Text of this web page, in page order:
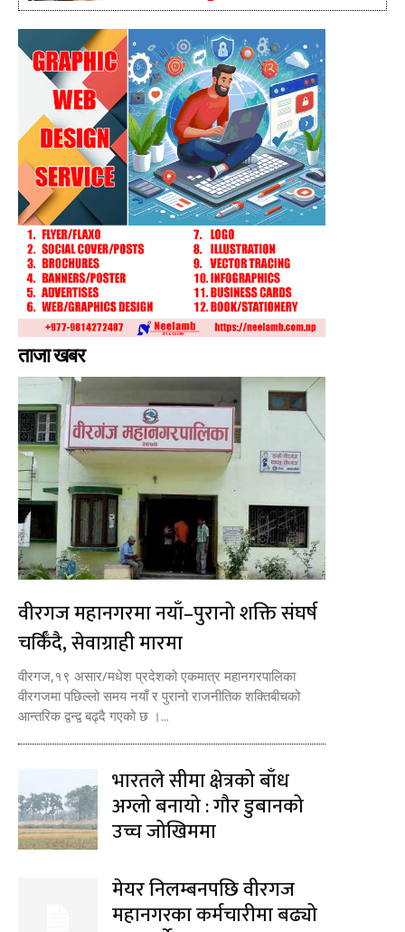
ताजा खबर
वीरगज महानगरमा नयाँ–पुरानो शक्ति संघर्ष
चर्किँदै, सेवाग्राही मारमा
वीरगज,१९ असार/मधेश प्रदेशको एकमात्र महानगरपालिका
वीरगजमा पछिल्लो समय नयाँ र पुरानो राजनीतिक शक्तिबीचको
आन्तरिक द्वन्द्व बढ्दै गएको छ ।...
भारतले सीमा क्षेत्रको बाँध
अग्लो बनायो : गौर डुबानको
उच्च जोखिममा
मेयर निलम्बनपछि वीरगज
महानगरका कर्मचारीमा बढ्यो